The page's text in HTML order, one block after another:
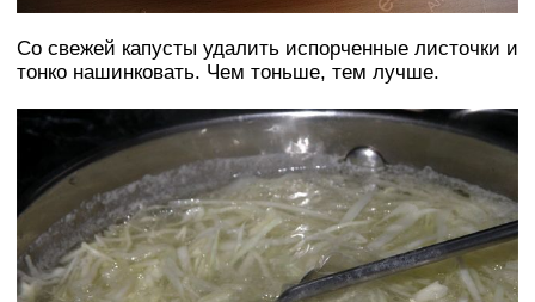
Со свежей капусты удалить испорченные листочки и
тонко нашинковать. Чем тоньше, тем лучше.